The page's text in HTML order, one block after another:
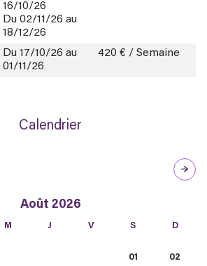
16/10/26
Du 02/11/26 au
18/12/26
Du 17/10/26 au
01/11/26
420 € / Semaine
Calendrier
Août 2026
M J V S D
01 02